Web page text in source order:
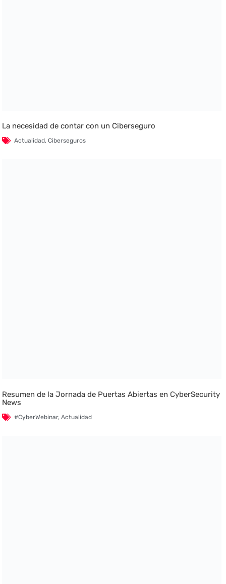
La necesidad de contar con un Ciberseguro
Actualidad,Ciberseguros
Resumen de la Jornada de Puertas Abiertas en CyberSecurity
News
#CyberWebinar,Actualidad